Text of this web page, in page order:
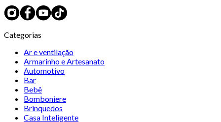
Categorias
Ar e ventilação
Armarinho e Artesanato
Automotivo
Bar
Bebê
Bomboniere
Brinquedos
Casa Inteligente